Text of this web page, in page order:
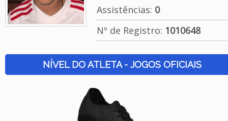
Assistências: 0
Nº de Registro: 1010648
NÍVEL DO ATLETA - JOGOS OFICIAIS